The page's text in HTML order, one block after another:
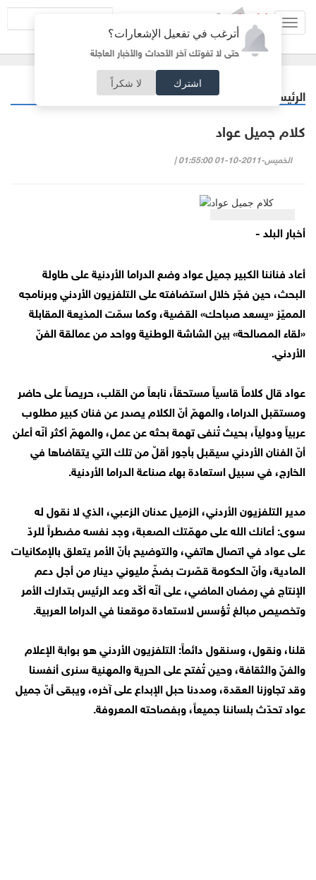
أترغب في تفعيل الإشعارات؟
حتى لا تفوتك آخر الأحداث والأخبار العاجلة
اشترك لا شكراً
الرئيسية مقالات مختارة
كلام جميل عواد
الخميس-2011-10-01 01:55:00 |
أخبار البلد -
أعاد فناننا الكبير جميل عواد وضع الدراما الأردنية على طاولة
البحث، حين فجّر خلال استضافته على التلفزيون الأردني وبرنامجه
المميّز «يسعد صباحك» القضية، وكما سمّت المذيعة المقابلة
«لقاء المصالحة» بين الشاشة الوطنية وواحد من عمالقة الفنّ
الأردني.
عواد قال كلاماً قاسياً مستحقاً، نابعاً من القلب، حريصاً على حاضر
ومستقبل الدراما، والمهمّ أنّ الكلام يصدر عن فنان كبير مطلوب
عربياً ودولياً، بحيث تُنفى تهمة بحثه عن عمل، والمهمّ أكثر أنّه أعلن
أنّ الفنان الأردني سيقبل بأجور أقلّ من تلك التي يتقاضاها في
الخارج، في سبيل استعادة بهاء صناعة الدراما الأردنية.
مدير التلفزيون الأردني، الزميل عدنان الزعبي، الذي لا نقول له
سوى: أعانك الله على مهمّتك الصعبة، وجد نفسه مضطراً للردّ
على عواد في اتصال هاتفي، والتوضيح بأنّ الأمر يتعلق بالإمكانيات
المادية، وأنّ الحكومة قصّرت بضخّ مليوني دينار من أجل دعم
الإنتاج في رمضان الماضي، على أنّه أكّد وعد الرئيس بتدارك الأمر
وتخصيص مبالغ تُؤسس لاستعادة موقعنا في الدراما العربية.
قلنا، ونقول، وسنقول دائماً: التلفزيون الأردني هو بوابة الإعلام
والفنّ والثقافة، وحين تُفتح على الحرية والمهنية سنرى أنفسنا
وقد تجاوزنا العقدة، ومددنا حبل الإبداع على آخره، ويبقى أنّ جميل
عواد تحدّث بلساننا جميعاً، وبفصاحته المعروفة.